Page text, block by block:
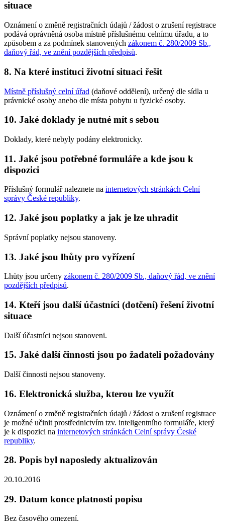
situace
Oznámení o změně registračních údajů / žádost o zrušení registrace
podává oprávněná osoba místně příslušnému celnímu úřadu, a to
způsobem a za podmínek stanovených zákonem č. 280/2009 Sb.,
daňový řád, ve znění pozdějších předpisů.
8. Na které instituci životní situaci řešit
Místně příslušný celní úřad (daňové oddělení), určený dle sídla u
právnické osoby anebo dle místa pobytu u fyzické osoby.
10. Jaké doklady je nutné mít s sebou
Doklady, které nebyly podány elektronicky.
11. Jaké jsou potřebné formuláře a kde jsou k
dispozici
Příslušný formulář naleznete na internetových stránkách Celní
správy České republiky.
12. Jaké jsou poplatky a jak je lze uhradit
Správní poplatky nejsou stanoveny.
13. Jaké jsou lhůty pro vyřízení
Lhůty jsou určeny zákonem č. 280/2009 Sb., daňový řád, ve znění
pozdějších předpisů.
14. Kteří jsou další účastníci (dotčení) řešení životní
situace
Další účastníci nejsou stanoveni.
15. Jaké další činnosti jsou po žadateli požadovány
Další činnosti nejsou stanoveny.
16. Elektronická služba, kterou lze využít
Oznámení o změně registračních údajů / žádost o zrušení registrace
je možné učinit prostřednictvím tzv. inteligentního formuláře, který
je k dispozici na internetových stránkách Celní správy České
republiky.
28. Popis byl naposledy aktualizován
20.10.2016
29. Datum konce platnosti popisu
Bez časového omezení.